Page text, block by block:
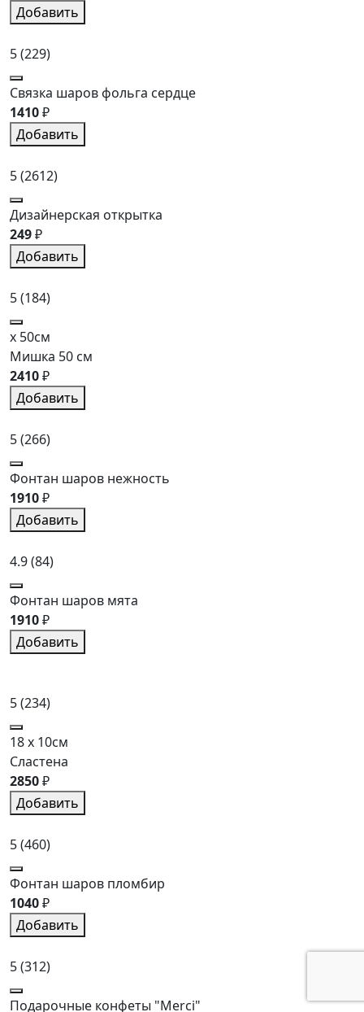
Добавить
5(229)
Связка шаров фольга сердце
1410₽
Добавить
5(2612)
Дизайнерская открытка
249₽
Добавить
5(184)
x 50см
Мишка 50 см
2410₽
Добавить
5(266)
Фонтан шаров нежность
1910₽
Добавить
4.9(84)
Фонтан шаров мята
1910₽
Добавить
5(234)
18 x 10см
Сластена
2850₽
Добавить
5(460)
Фонтан шаров пломбир
1040₽
Добавить
5(312)
Подарочные конфеты "Merci"